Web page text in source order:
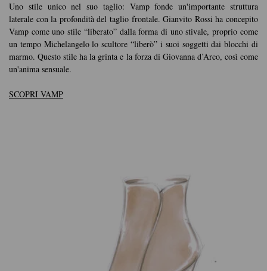
Uno stile unico nel suo taglio: Vamp fonde un'importante struttura
laterale con la profondità del taglio frontale. Gianvito Rossi ha concepito
Vamp come uno stile “liberato” dalla forma di uno stivale, proprio come
un tempo Michelangelo lo scultore “liberò” i suoi soggetti dai blocchi di
marmo. Questo stile ha la grinta e la forza di Giovanna d’Arco, così come
un'anima sensuale.
SCOPRI VAMP